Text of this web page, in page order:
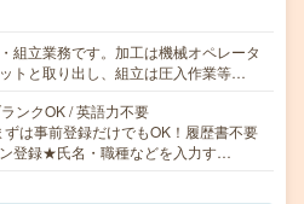
組立業務です。加工は機械オペレータ
トと取り出し、組立は圧入作業等…
ンクOK / 英語力不要
は事前登録だけでもOK！履歴書不要
登録★氏名・職種などを入力す…